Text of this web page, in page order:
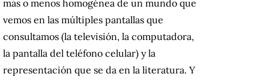
más o menos homogénea de un mundo que
vemos en las múltiples pantallas que
consultamos (la televisión, la computadora,
la pantalla del teléfono celular) y la
representación que se da en la literatura. Y